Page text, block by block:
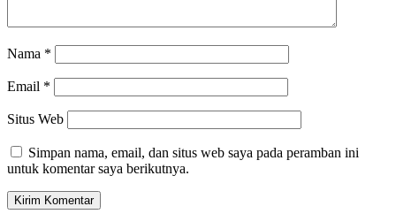
Nama *
Email *
Situs Web
Simpan nama, email, dan situs web saya pada peramban ini
untuk komentar saya berikutnya.